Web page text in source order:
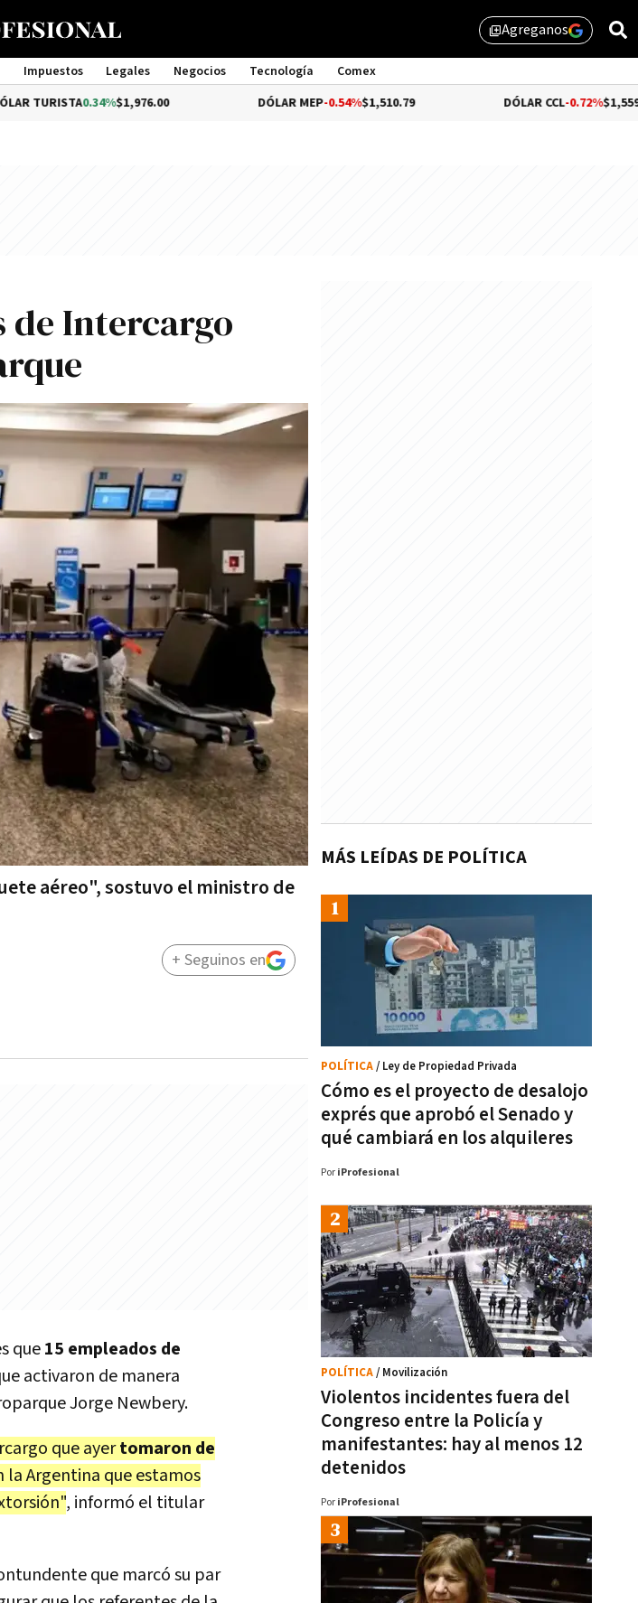
library_addAgreganos
Impuestos Legales Negocios Tecnología
Comex
0.34%$1,976.00 -0.54%$1,510.79 -0.72%$1,559.41
de Intercargo
aéreo", sostuvo el ministro de
+ Seguinos en
que15 empleados de
activaron de manera
Jorge Newbery.
que ayertomaron de
la Argentina que estamos
, informó el titular
que marcó su par
MÁS LEÍDAS DE POLÍTICA
Cómo es el proyecto de desalojo
exprés que aprobó el Senado y
qué cambiará en los alquileres
POLÍTICA/ Ley de Propiedad Privada
Por iProfesional
Violentos incidentes fuera del
Congreso entre la Policía y
manifestantes: hay al menos 12
detenidos
POLÍTICA/ Movilización
Por iProfesional